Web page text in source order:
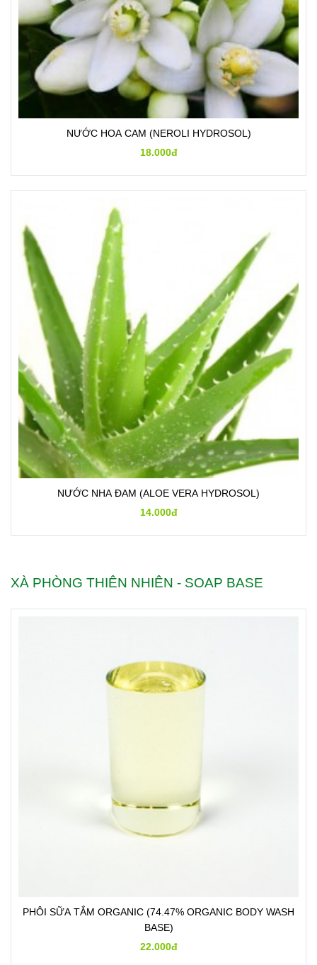
NƯỚC HOA CAM (NEROLI HYDROSOL)
18.000đ
NƯỚC NHA ĐAM (ALOE VERA HYDROSOL)
14.000đ
XÀ PHÒNG THIÊN NHIÊN - SOAP BASE
PHÔI SỮA TẮM ORGANIC (74.47% ORGANIC BODY WASH
BASE)
22.000đ